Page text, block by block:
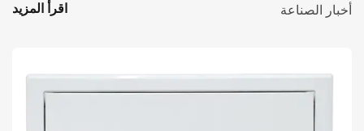
أخبار الصناعة اقرأ المزيد